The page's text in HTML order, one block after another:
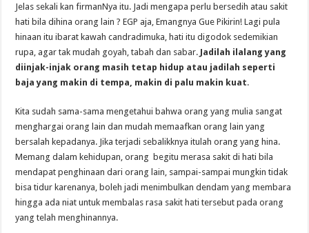
Jelas sekali kan firmanNya itu. Jadi mengapa perlu bersedih atau sakit
hati bila dihina orang lain ? EGP aja, Emangnya Gue Pikirin! Lagi pula
hinaan itu ibarat kawah candradimuka, hati itu digodok sedemikian
rupa, agar tak mudah goyah, tabah dan sabar. Jadilah ilalang yang
diinjak-injak orang masih tetap hidup atau jadilah seperti
baja yang makin di tempa, makin di palu makin kuat.
Kita sudah sama-sama mengetahui bahwa orang yang mulia sangat
menghargai orang lain dan mudah memaafkan orang lain yang
bersalah kepadanya. Jika terjadi sebalikknya itulah orang yang hina.
Memang dalam kehidupan, orang begitu merasa sakit di hati bila
mendapat penghinaan dari orang lain, sampai-sampai mungkin tidak
bisa tidur karenanya, boleh jadi menimbulkan dendam yang membara
hingga ada niat untuk membalas rasa sakit hati tersebut pada orang
yang telah menghinannya.